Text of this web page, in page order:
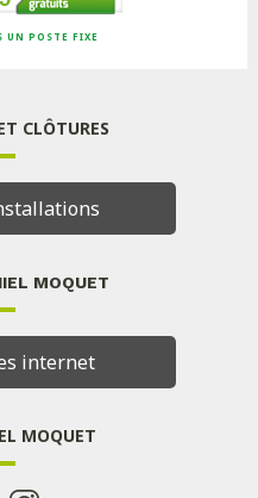
UN POSTE FIXE
CLÔTURES
MOQUET
internet
MOQUET